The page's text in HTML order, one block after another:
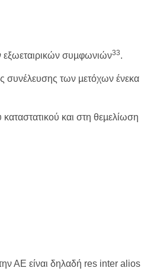
εξωεταιρικών συµφωνιών33.
συνέλευσης των µετόχων ένεκα
και στη θεµελίωση
ΑΕ είναι δηλαδή res inter alios